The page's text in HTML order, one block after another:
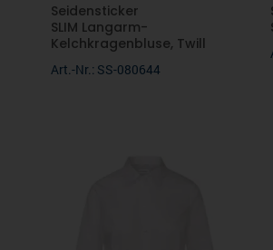
Seidensticker
SLIM Langarm-
Kelchkragenbluse, Twill
Art.-Nr.: SS-080644